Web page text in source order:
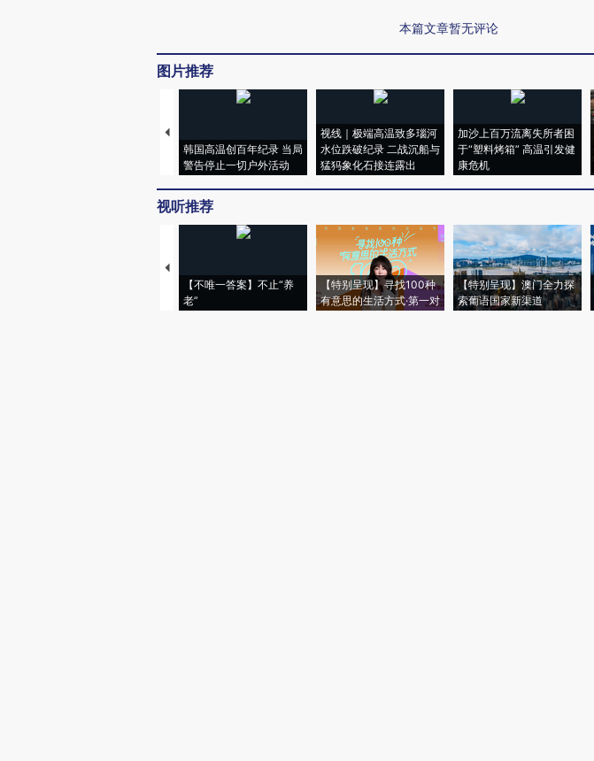
本篇文章暂无评论
图片推荐
韩国高温创百年纪录 当局
警告停止一切户外活动
视线｜极端高温致多瑙河
水位跌破纪录 二战沉船与
猛犸象化石接连露出
加沙上百万流离失所者困
于“塑料烤箱” 高温引发健
康危机
视听推荐
【不唯一答案】不止“养
老”
【特别呈现】寻找100种
有意思的生活方式·第一对
【特别呈现】澳门全力探
索葡语国家新渠道